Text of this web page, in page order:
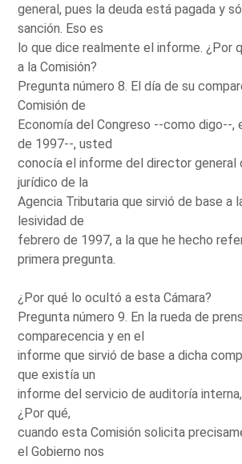
general, pues la deuda está pagada y
sanción. Eso es
lo que dice realmente el informe. ¿Por
a la Comisión?
Pregunta número 8. El día de su
Comisión de
Economía del Congreso --como digo--,
de 1997--, usted
conocía el informe del director general
jurídico de la
Agencia Tributaria que sirvió de base a
lesividad de
febrero de 1997, a la que he hecho
primera pregunta.
¿Por qué lo ocultó a esta Cámara?
Pregunta número 9. En la rueda de
comparecencia y en el
informe que sirvió de base a dicha
que existía un
informe del servicio de auditoría
¿Por qué,
cuando esta Comisión solicita
el Gobierno nos